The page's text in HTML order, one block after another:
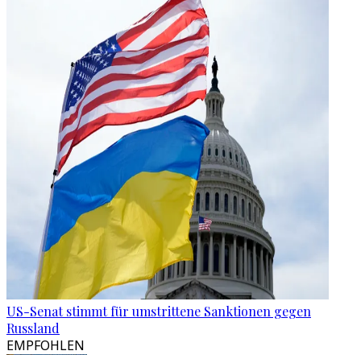
US-Senat stimmt für umstrittene Sanktionen gegen
Russland
EMPFOHLEN